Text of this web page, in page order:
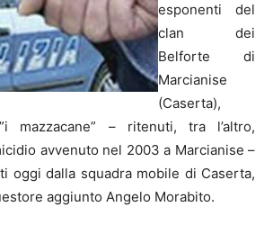
esponenti del
clan dei
Belforte di
Marcianise
(Caserta),
mazzacane” – ritenuti, tra l’altro,
avvenuto nel 2003 a Marcianise –
oggi dalla squadra mobile di Caserta,
aggiunto Angelo Morabito.